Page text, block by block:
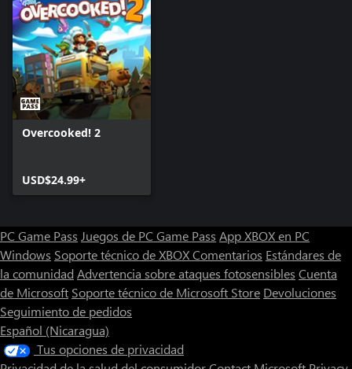
Overcooked! 2
USD$24.99+
PC Game Pass Juegos de PC Game Pass App XBOX en PC
Windows Soporte técnico de XBOXComentarios Estándares de
la comunidad Advertencia sobre ataques fotosensibles Cuenta
de Microsoft Soporte técnico de Microsoft Store Devoluciones
Seguimiento de pedidos
Español (Nicaragua)
Tus opciones de privacidad